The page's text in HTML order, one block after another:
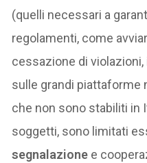
(quelli necessari a
regolamenti, come
cessazione di
sulle grandi piattaforme
che non sono stabiliti in
soggetti, sono limitati
segnalazione e